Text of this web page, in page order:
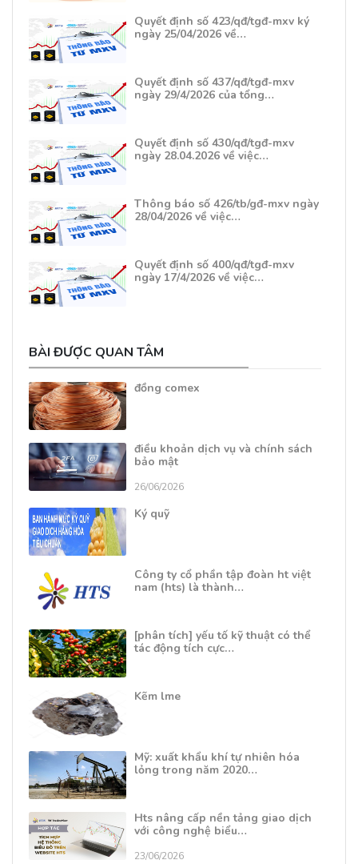
Quyết định số 423/qđ/tgđ-mxv ký
ngày 25/04/2026 về…
Quyết định số 437/qđ/tgđ-mxv
ngày 29/4/2026 của tổng…
Quyết định số 430/qđ/tgđ-mxv
ngày 28.04.2026 về việc…
Thông báo số 426/tb/gđ-mxv ngày
28/04/2026 về việc…
Quyết định số 400/qđ/tgđ-mxv
ngày 17/4/2026 về việc…
BÀI ĐƯỢC QUAN TÂM
đồng comex
điều khoản dịch vụ và chính sách
bảo mật
26/06/2026
Ký quỹ
Công ty cổ phần tập đoàn ht việt
nam (hts) là thành…
[phân tích] yếu tố kỹ thuật có thể
tác động tích cực…
Kẽm lme
Mỹ: xuất khẩu khí tự nhiên hóa
lỏng trong năm 2020…
Hts nâng cấp nền tảng giao dịch
với công nghệ biểu…
23/06/2026